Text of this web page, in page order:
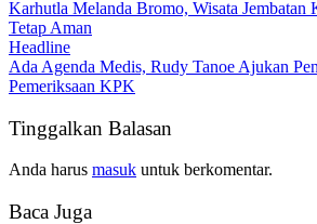
Karhutla Melanda Bromo, Wisata Jembatan
Tetap Aman
Headline
Ada Agenda Medis, Rudy Tanoe Ajukan
Pemeriksaan KPK
Tinggalkan Balasan
Anda harus masuk untuk berkomentar.
Baca Juga